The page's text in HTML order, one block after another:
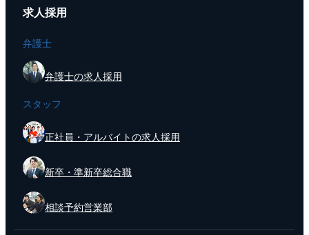
求人採用
弁護士
弁護士の求人採用
スタッフ
正社員・アルバイトの求人採用
新卒・準新卒総合職
相談予約営業部